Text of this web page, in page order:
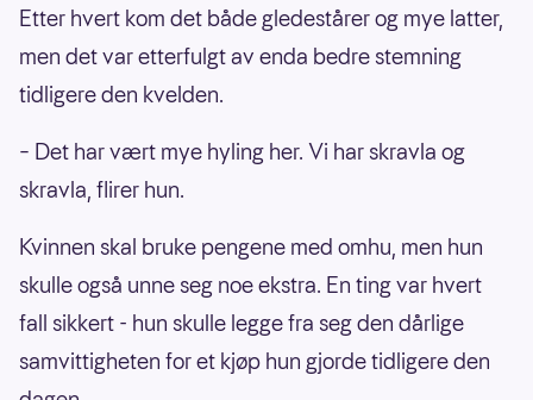
Etter hvert kom det både gledestårer og mye latter,
men det var etterfulgt av enda bedre stemning
tidligere den kvelden.
– Det har vært mye hyling her. Vi har skravla og
skravla, flirer hun.
Kvinnen skal bruke pengene med omhu, men hun
skulle også unne seg noe ekstra. En ting var hvert
fall sikkert - hun skulle legge fra seg den dårlige
samvittigheten for et kjøp hun gjorde tidligere den